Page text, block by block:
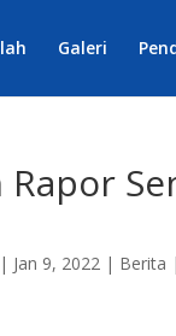
Galeri
| Jan 9, 2022 | Berita |